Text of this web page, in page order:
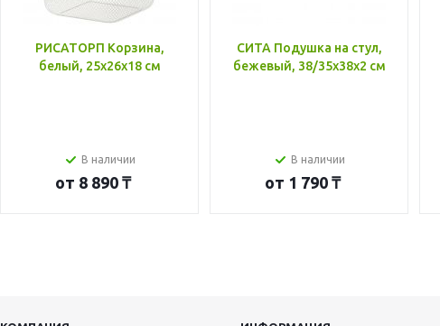
РИСАТОРП Корзина,
белый, 25x26x18 см
В наличии
от 8 890 ₸
СИТА Подушка на стул,
бежевый, 38/35x38x2 см
В наличии
от 1 790 ₸